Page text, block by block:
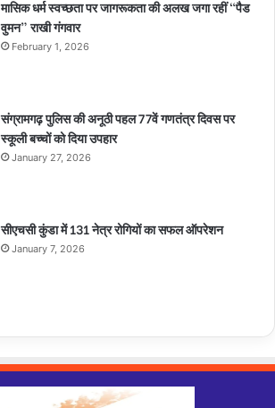
मासिक धर्म स्वच्छता पर जागरूकता की अलख जगा रहीं “पैड
वुमन” राखी गंगवार
February 1, 2026
संग्रामगढ़ पुलिस की अनूठी पहल 77वें गणतंत्र दिवस पर
स्कूली बच्चों को दिया उपहार
January 27, 2026
सीएचसी कुंडा में 131 नेत्र रोगियों का सफल ऑपरेशन
January 7, 2026